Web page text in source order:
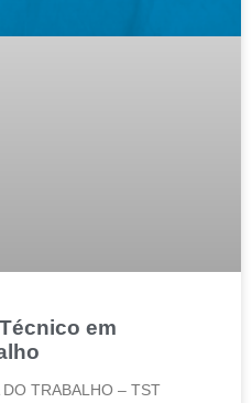
em
TRABALHO – TST